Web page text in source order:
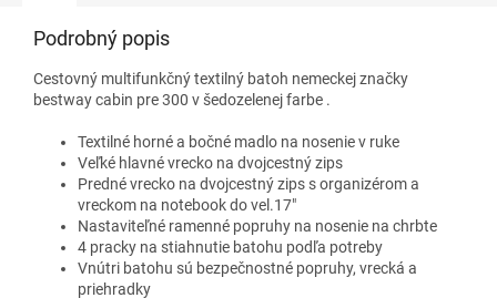
Podrobný popis
Cestovný multifunkčný textilný batoh nemeckej značky
bestway cabin pre 300 v šedozelenejfarbe .
Textilné horné a bočné madlo na nosenie v ruke
Veľké hlavné vrecko na dvojcestný zips
Predné vrecko na dvojcestný zips s organizérom a
vreckom na notebook do vel.17"
Nastaviteľné ramenné popruhy na nosenie na chrbte
4 pracky na stiahnutie batohu podľa potreby
Vnútri batohu sú bezpečnostné popruhy, vrecká a
priehradky